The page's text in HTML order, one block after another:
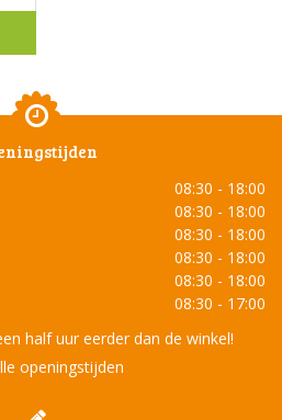
08:30 - 18:00
08:30 - 18:00
08:30 - 18:00
08:30 - 18:00
08:30 - 18:00
08:30 - 17:00
half uur eerder dan de winkel!
openingstijden